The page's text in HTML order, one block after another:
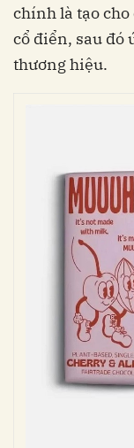
chính là tạo
cổ điển, sau đó
thương hiệu.